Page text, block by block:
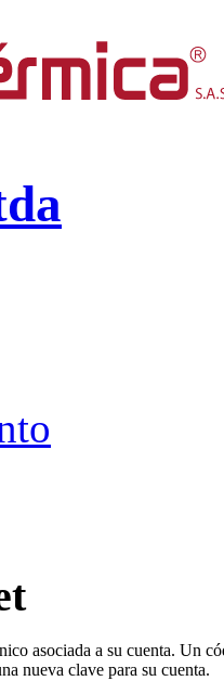
asociada a su cuenta. Un
nueva clave para su cuenta.